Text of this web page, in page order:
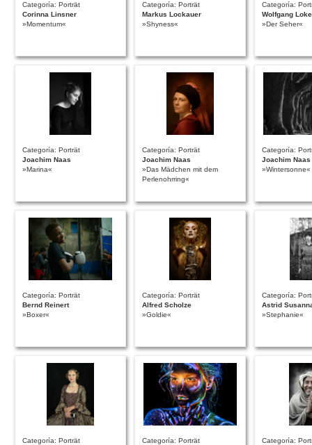
Categoría: Porträt
Corinna Linsner
»Momentum«
Categoría: Porträt
Markus Lockauer
»Shyness«
Categoría:
Wolfgang Loke
»Der Seher«
Categoría: Porträt
Joachim Naas
»Marina«
Categoría: Porträt
Joachim Naas
»Das Mädchen mit dem
Perlenohrring«
Categoría:
Joachim Naas
»Wintersonne«
Categoría: Porträt
Bernd Reinert
»Boxer«
Categoría: Porträt
Alfred Scholze
»Goldie«
Categoría:
Astrid
»Stephanie«
Categoría: Porträt
Categoría: Porträt
Categoría: